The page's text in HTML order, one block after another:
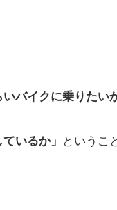
いバイクに乗りたい
いるか」 というこ